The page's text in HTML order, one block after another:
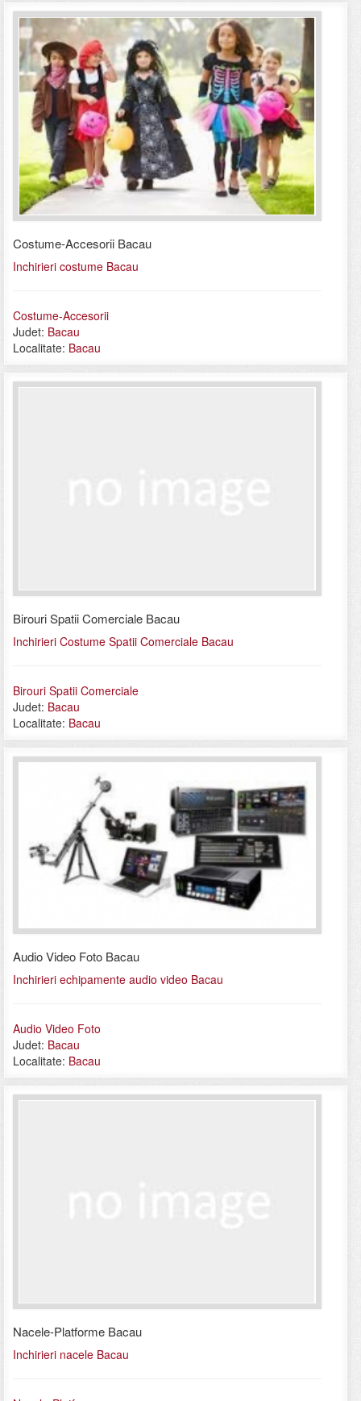
Costume-Accesorii Bacau
Inchirieri costume Bacau
Costume-Accesorii
Judet: Bacau
Localitate: Bacau
Birouri Spatii Comerciale Bacau
Inchirieri Costume Spatii Comerciale Bacau
Birouri Spatii Comerciale
Judet: Bacau
Localitate: Bacau
Audio Video Foto Bacau
Inchirieri echipamente audio video Bacau
Audio Video Foto
Judet: Bacau
Localitate: Bacau
Nacele-Platforme Bacau
Inchirieri nacele Bacau